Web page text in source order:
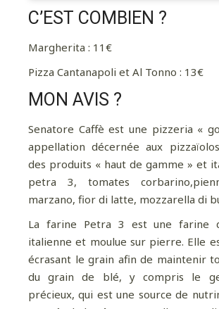
C’EST COMBIEN ?
Margherita : 11€
Pizza Cantanapoli et Al Tonno : 13€
MON AVIS ?
Senatore Caffè est une pizzeria «
appellation décernée aux
des produits « haut de gamme » et
petra 3, tomates
marzano, fior di latte, mozzarella di
La farine Petra 3 est une farine
italienne et moulue sur pierre. Elle
écrasant le grain afin de maintenir
du grain de blé, y compris le
précieux, qui est une source de